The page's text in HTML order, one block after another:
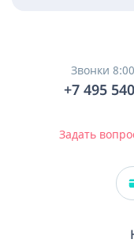
Звонки
+7 495
Задать